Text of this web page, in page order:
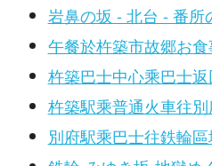
岩鼻の坂 - 北台 - 番所
午餐於杵築市故郷お
杵築巴士中心乘巴士
杵築駅乘普通火車往
別府駅乘巴士往鉄輪